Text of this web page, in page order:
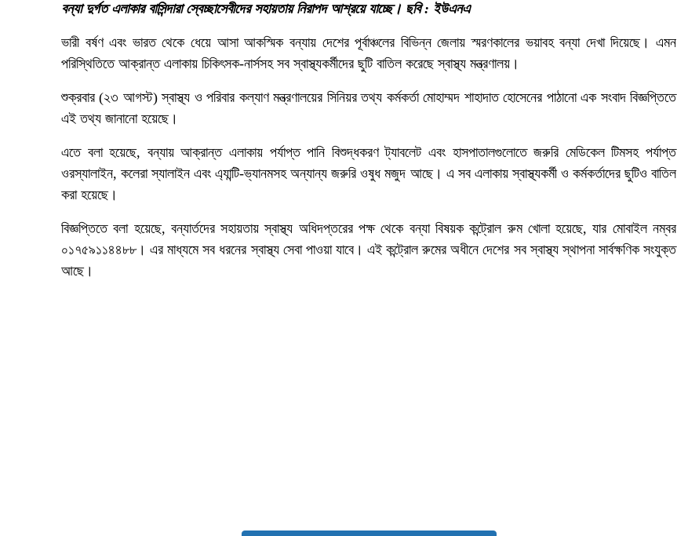
বন্যা দুর্গত এলাকার বাসিন্দারা স্বেচ্ছাসেবীদের সহায়তায় নিরাপদ আশ্রয়ে যাচ্ছে। ছবি : ইউএনএ
ভারী বর্ষণ এবং ভারত থেকে ধেয়ে আসা আকস্মিক বন্যায় দেশের পূর্বাঞ্চলের বিভিন্ন জেলায় স্মরণকালের ভয়াবহ বন্যা দেখা দিয়েছে। এমন
পরিস্থিতিতে আক্রান্ত এলাকায় চিকিৎসক-নার্সসহ সব স্বাস্থ্যকর্মীদের ছুটি বাতিল করেছে স্বাস্থ্য মন্ত্রণালয়।
শুক্রবার (২৩ আগস্ট) স্বাস্থ্য ও পরিবার কল্যাণ মন্ত্রণালয়ের সিনিয়র তথ্য কর্মকর্তা মোহাম্মদ শাহাদাত হোসেনের পাঠানো এক সংবাদ বিজ্ঞপ্তিতে
এই তথ্য জানানো হয়েছে।
এতে বলা হয়েছে, বন্যায় আক্রান্ত এলাকায় পর্যাপ্ত পানি বিশুদ্ধকরণ ট্যাবলেট এবং হাসপাতালগুলোতে জরুরি মেডিকেল টিমসহ পর্যাপ্ত
ওরস্যালাইন, কলেরা স্যালাইন এবং এ্যান্টি-ভ্যানমসহ অন্যান্য জরুরি ওষুধ মজুদ আছে। এ সব এলাকায় স্বাস্থ্যকর্মী ও কর্মকর্তাদের ছুটিও বাতিল
করা হয়েছে।
বিজ্ঞপ্তিতে বলা হয়েছে, বন্যার্তদের সহায়তায় স্বাস্থ্য অধিদপ্তরের পক্ষ থেকে বন্যা বিষয়ক কন্ট্রোল রুম খোলা হয়েছে, যার মোবাইল নম্বর
০১৭৫৯১১৪৪৮৮। এর মাধ্যমে সব ধরনের স্বাস্থ্য সেবা পাওয়া যাবে। এই কন্ট্রোল রুমের অধীনে দেশের সব স্বাস্থ্য স্থাপনা সার্বক্ষণিক সংযুক্ত
আছে।